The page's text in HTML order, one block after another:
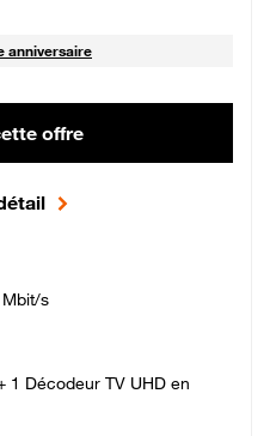
anniversaire
offre
s
1 Décodeur TV UHD en